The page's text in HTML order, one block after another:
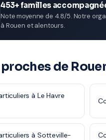
453+ familles
Note moyenne de 4.8/5. Notre
à Rouen et alentours.
de
à Le Havre
à Sotteville-